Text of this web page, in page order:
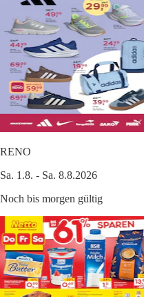
RENO
Sa. 1.8. - Sa. 8.8.2026
Noch bis morgen gültig